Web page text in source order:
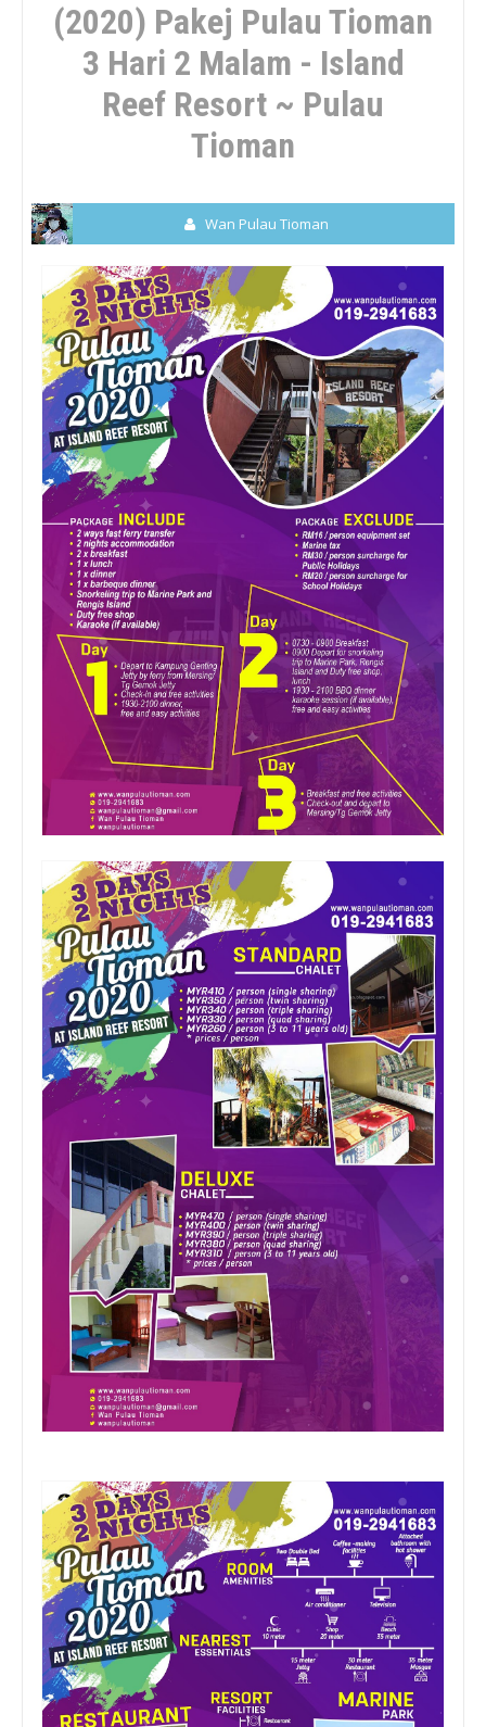
2 Malam - Island Reef Resort ~ Pulau Tioman
(2020) Pakej Pulau Tioman
3 Hari 2 Malam - Island
Reef Resort ~ Pulau
Tioman
Wan Pulau Tioman